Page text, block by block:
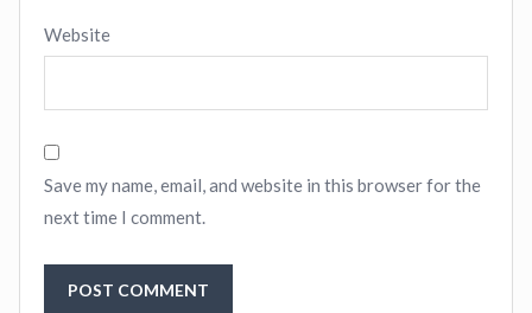
Website
Save my name, email, and website in this browser for the
next time I comment.